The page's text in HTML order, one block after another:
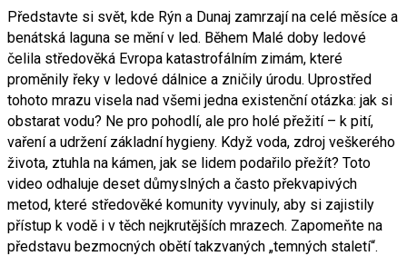
Představte si svět, kde Rýn a Dunaj zamrzají na celé měsíce a
benátská laguna se mění v led. Během Malé doby ledové
čelila středověká Evropa katastrofálním zimám, které
proměnily řeky v ledové dálnice a zničily úrodu. Uprostřed
tohoto mrazu visela nad všemi jedna existenční otázka: jak si
obstarat vodu? Ne pro pohodlí, ale pro holé přežití – k pití,
vaření a udržení základní hygieny. Když voda, zdroj veškerého
života, ztuhla na kámen, jak se lidem podařilo přežít? Toto
video odhaluje deset důmyslných a často překvapivých
metod, které středověké komunity vyvinuly, aby si zajistily
přístup k vodě i v těch nejkrutějších mrazech. Zapomeňte na
představu bezmocných obětí takzvaných „temných staletí“.